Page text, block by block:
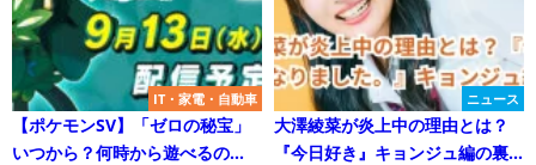
IT・家電・自動車
【ポケモンSV】「ゼロの秘宝」
いつから？何時から遊べるの
ニュース
大澤綾菜が炎上中の理由とは？
『今日好き』キョンジュ編の裏